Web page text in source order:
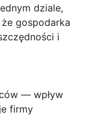
dziale,
gospodarka
i
— wpływ
firmy